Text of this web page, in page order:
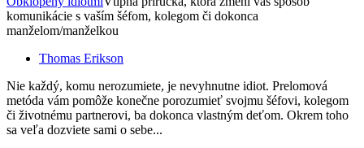
komunikácie s vaším šéfom, kolegom či dokonca
manželom/manželkou
Thomas Erikson
Nie každý, komu nerozumiete, je nevyhnutne idiot. Prelomová
metóda vám pomôže konečne porozumieť svojmu šéfovi, kolegom
či životnému partnerovi, ba dokonca vlastným deťom. Okrem toho
sa veľa dozviete sami o sebe...